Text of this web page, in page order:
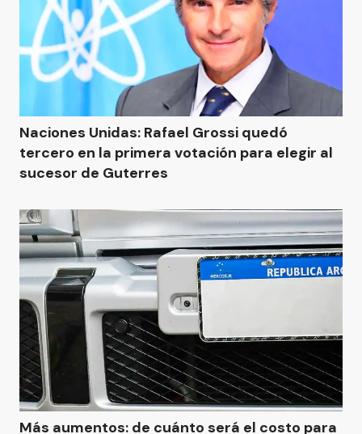
Naciones Unidas: Rafael Grossi quedó
tercero en la primera votación para elegir al
sucesor de Guterres
Más aumentos: de cuánto será el costo para